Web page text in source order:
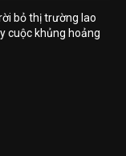
bỏ thị trường lao
cuộc khủng hoảng